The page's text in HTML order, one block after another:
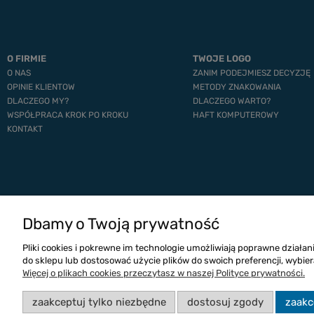
O FIRMIE
O NAS
OPINIE KLIENTOW
DLACZEGO MY?
WSPÓŁPRACA KROK PO KROKU
KONTAKT
TWOJE LOGO
ZANIM PODEJMIESZ DECYZJĘ
METODY ZNAKOWANIA
DLACZEGO WARTO?
HAFT KOMPUTEROWY
Dbamy o Twoją prywatność
Pliki cookies i pokrewne im technologie umożliwiają poprawne
do sklepu lub dostosować użycie plików do swoich preferencji,
Więcej o plikach cookies przeczytasz w naszej Polityce prywatności.
zaakceptuj tylko niezbędne dostosuj zgody